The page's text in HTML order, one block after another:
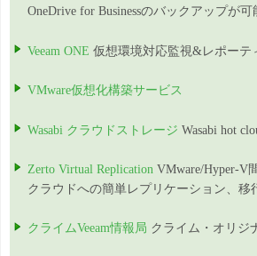
OneDrive for Businessのバックアップが可
Veeam ONE 仮想環境対応監視&レポーテ
VMware仮想化構築サービス
Wasabi クラウドストレージ Wasabi hot
Zerto Virtual Replication VMware/Hyper-V
クラウドへの簡単レプリケーション、移
クライムVeeam情報局 クライム・オリジ